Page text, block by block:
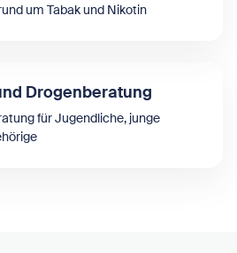
um Tabak und Nikotin
Drogenberatung
für Jugendliche, junge